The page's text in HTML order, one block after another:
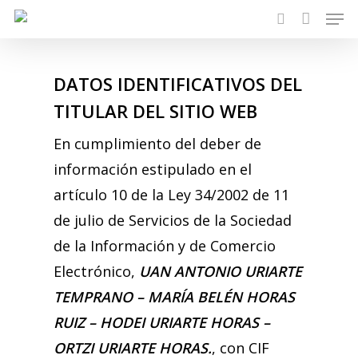
Skip
DATOS IDENTIFICATIVOS DEL
TITULAR DEL SITIO WEB
En cumplimiento del deber de
información estipulado en el
artículo 10 de la Ley 34/2002 de 11
de julio de Servicios de la Sociedad
de la Información y de Comercio
Electrónico, UAN ANTONIO URIARTE
TEMPRANO – MARÍA BELÉN HORAS
RUIZ – HODEI URIARTE HORAS –
ORTZI URIARTE HORAS., con CIF